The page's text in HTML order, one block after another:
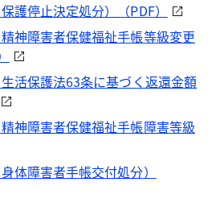
護停止決定処分）（PDF）
神障害者保健福祉手帳等級変更
活保護法63条に基づく返還金額
神障害者保健福祉手帳障害等級
体障害者手帳交付処分）